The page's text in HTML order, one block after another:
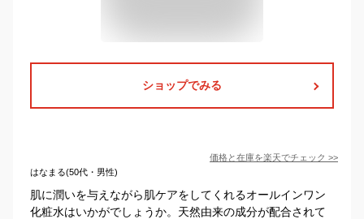
ショップでみる
価格と在庫を楽天でチェック >>
はなまる(50代・男性)
肌に潤いを与えながら肌ケアをしてくれるオールインワン
化粧水はいかがでしょうか。天然由来の成分が配合されて